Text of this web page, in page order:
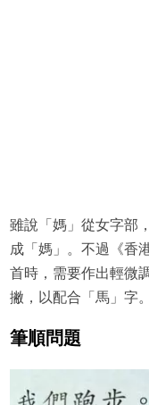
雖說「媽」從女字部
成「媽」。不過《香
首時，需要作出輕微
撇，以配合「馬」字。
筆順問題